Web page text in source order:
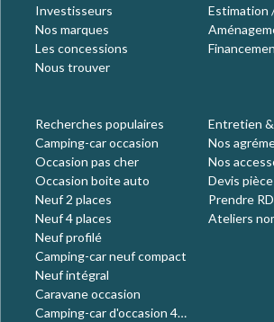
Investisseurs
Nos marques
Les concessions
Nous trouver
Estimation
Recherches populaires
Camping-car occasion
Occasion pas cher
Occasion boite auto
Neuf 2 places
Neuf 4 places
Neuf profilé
Camping-car neuf compact
Neuf intégral
Caravane occasion
Camping-car d'occasion 4
Entretien
Nos
Nos
Devis
Prendre
Ateliers